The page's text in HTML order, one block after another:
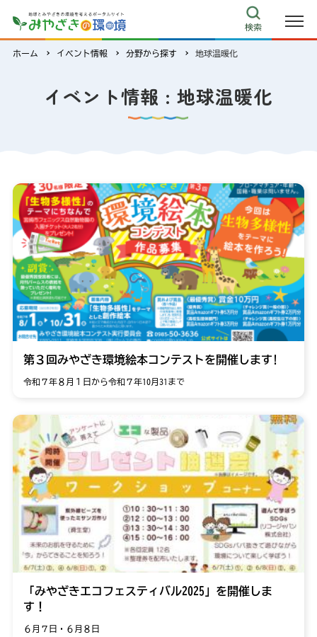
検索
ホーム イベント情報 分野から探す 地球温暖化
イベント情報 : 地球温暖化
第３回みやざき環境絵本コンテストを開催します!
令和７年８月１日から令和７年10月31まで
「みやざきエコフェスティバル2025」を開催しま
す！
６月７日・６月８日
ecoみやざき
環境クイズ
よくある質問